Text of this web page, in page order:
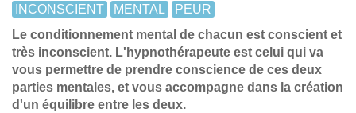
INCONSCIENT
MENTAL
PEUR
Le conditionnement mental de chacun est conscient et
très inconscient. L'hypnothérapeute est celui qui va
vous permettre de prendre conscience de ces deux
parties mentales, et vous accompagne dans la création
d'un équilibre entre les deux.